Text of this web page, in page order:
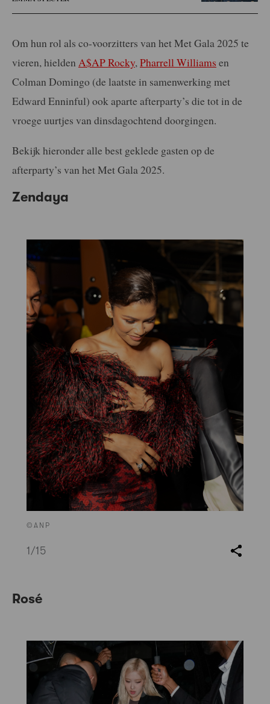
Om hun rol als co-voorzitters van het Met Gala 2025 te
vieren, hielden A$AP Rocky,Pharrell Williams en
Colman Domingo (de laatste in samenwerking met
Edward Enninful) ook aparte afterparty’s die tot in de
vroege uurtjes van dinsdagochtend doorgingen.
Bekijk hieronder alle best geklede gasten op de
afterparty’s van het Met Gala 2025.
Zendaya
©ANP
1/15
Rosé